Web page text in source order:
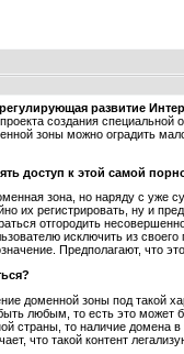
регулирующая развитие
создания
зоны можно оградить
доступ к этой самой
зона, но наряду с
их регистрировать, ну и
отгородить
исключить из
Предполагают, что
доменной зоны под
любым, то есть это
страны, то наличие домена
что такой контент